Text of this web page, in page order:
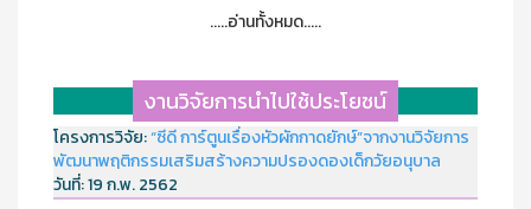
.....อ่านทั้งหมด.....
งานวิจัยการนำไปใช้ประโยชน์
โครงการวิจัย:“ซีดี การ์ตูนเรื่องหัวผักกาดยักษ์”จากงานวิจัยการ
พัฒนาพฤติกรรมเสริมสร้างความปรองดองเด็กวัยอนุบาล
วันที่:19 ก.พ. 2562